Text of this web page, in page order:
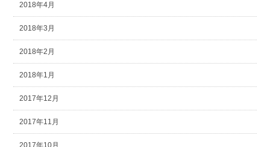
2018年4月
2018年3月
2018年2月
2018年1月
2017年12月
2017年11月
2017年10月